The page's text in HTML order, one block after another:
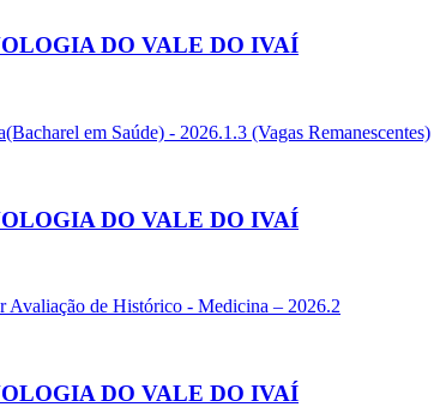
DO VALE DO IVAÍ
em Saúde) - 2026.1.3 (Vagas Remanescentes)
DO VALE DO IVAÍ
Avaliação de Histórico - Medicina – 2026.2
DO VALE DO IVAÍ